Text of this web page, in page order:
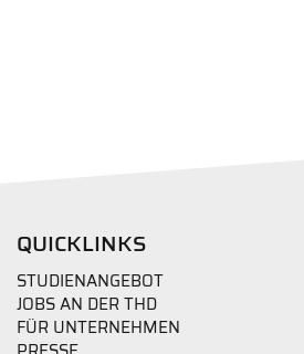
QUICKLINKS
STUDIENANGEBOT
JOBS AN DER THD
FÜR UNTERNEHMEN